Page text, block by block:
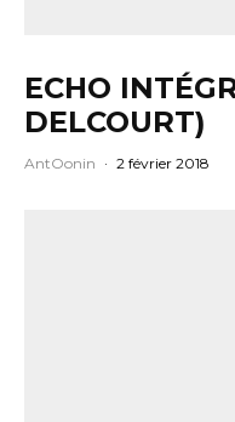
ECHO
DELCOURT)
AntOonin · 2 février 2018